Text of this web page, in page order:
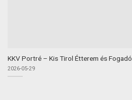
KKV Portré – Kis Tirol Étterem és Fogadó
2026-05-29